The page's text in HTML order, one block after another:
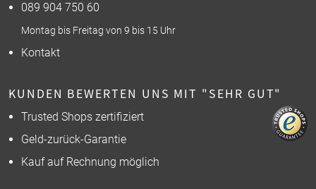
089 904 750 60
Montag bis Freitag von 9 bis 15 Uhr
Kontakt
KUNDEN BEWERTEN UNS MIT "SEHR GUT"
Trusted Shops zertifiziert
Geld-zurück-Garantie
Kauf auf Rechnung möglich